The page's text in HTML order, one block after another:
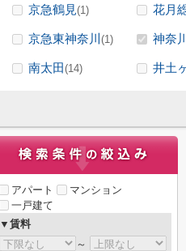
京急鶴見(1) 花月
京急東神奈川 (1) 神奈川
南太田(14) 井土
アパート
マンション
一戸建て
▼賃料
～